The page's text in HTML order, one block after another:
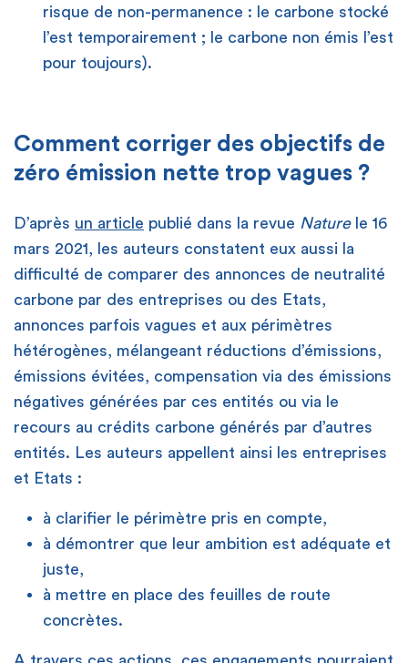
risque de non-permanence : le carbone stocké
l’est temporairement ; le carbone non émis l’est
pour toujours).
Comment corriger des objectifs de
zéro émission nette trop vagues ?
D’après un article publié dans la revue Naturele 16
mars 2021, les auteurs constatent eux aussi la
difficulté de comparer des annonces de neutralité
carbone par des entreprises ou des Etats,
annonces parfois vagues et aux périmètres
hétérogènes, mélangeant réductions d’émissions,
émissions évitées, compensation via des émissions
négatives générées par ces entités ou via le
recours au crédits carbone générés par d’autres
entités. Les auteurs appellent ainsi les entreprises
et Etats :
à clarifier le périmètre pris en compte,
à démontrer que leur ambition est adéquate et
juste,
à mettre en place des feuilles de route
concrètes.